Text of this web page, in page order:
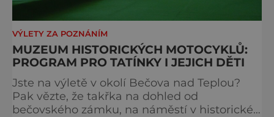
VÝLETY ZA POZNÁNÍM
MUZEUM HISTORICKÝCH MOTOCYKLŮ:
PROGRAM PRO TATÍNKY I JEJICH DĚTI
Jste na výletě v okolí Bečova nad Teplou?
Pak vězte, že takřka na dohled od
bečovského zámku, na náměstí v historické